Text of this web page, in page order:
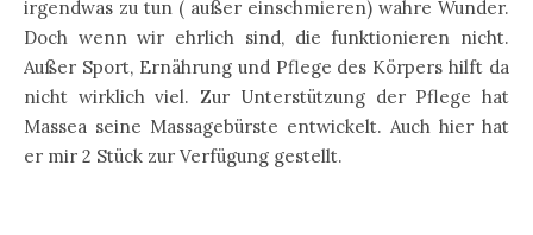
irgendwas zu tun ( außer einschmieren) wahre Wunder.
Doch wenn wir ehrlich sind, die funktionieren nicht.
Außer Sport, Ernährung und Pflege des Körpers hilft da
nicht wirklich viel. Zur Unterstützung der Pflege hat
Massea seine Massagebürste entwickelt. Auch hier hat
er mir 2 Stück zur Verfügung gestellt.